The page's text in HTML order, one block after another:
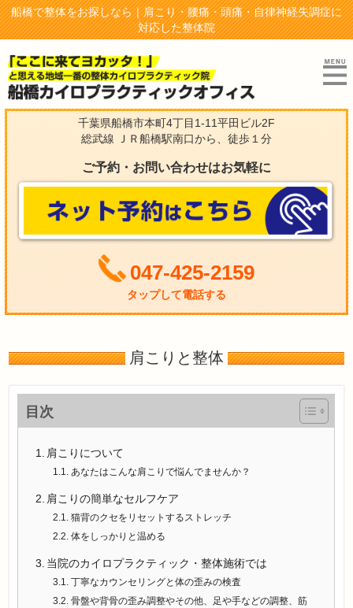
船橋で整体をお探しなら｜肩こり・腰痛・頭痛・自律神経失調症に
対応した整体院
千葉県船橋市本町4丁目1-11平田ビル2F
総武線 ＪＲ船橋駅南口から、徒歩１分
ご予約・お問い合わせはお気軽に
047-425-2159
タップして電話する
肩こりと整体
目次
肩こりについて
あなたはこんな肩こりで悩んでませんか？
肩こりの簡単なセルフケア
猫背のクセをリセットするストレッチ
体をしっかりと温める
当院のカイロプラクティック・整体施術では
丁寧なカウンセリングと体の歪みの検査
骨盤や背骨の歪み調整やその他、足や手などの調整、筋